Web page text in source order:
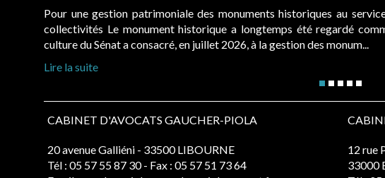
Pour une gestion patrimoniale des monuments historiques au
collectivités Le monument historique a longtemps été regardé
culture du Sénat a consacré, en juillet 2026, à la gestion des monum...
Lire la suite
CABINET D'AVOCATS GAUCHER-PIOLA
20 avenue Galliéni - 33500 LIBOURNE
Tél : 05 57 55 87 30 - Fax : 05 57 51 73 64
12 rue
33000